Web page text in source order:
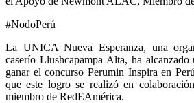
#NodoPerú
La UNICA Nueva Esperanza, una
caserío Llushcapampa Alta, ha
ganar el concurso Perumin Inspira en
que este logro se realizó en
miembro de RedEAmérica.